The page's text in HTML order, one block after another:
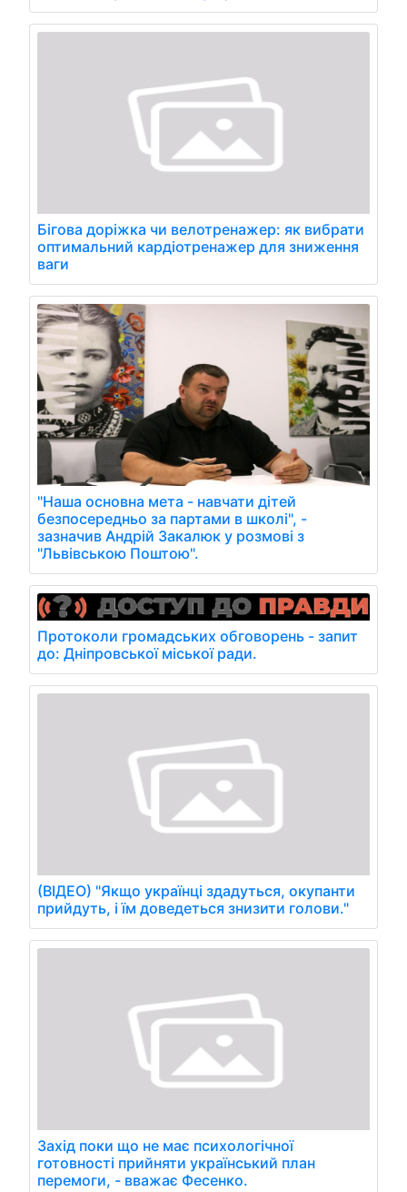
Бігова доріжка чи велотренажер: як вибрати
оптимальний кардіотренажер для зниження
ваги
"Наша основна мета - навчати дітей
безпосередньо за партами в школі", -
зазначив Андрій Закалюк у розмові з
"Львівською Поштою".
Протоколи громадських обговорень - запит
до: Дніпровської міської ради.
(ВІДЕО) "Якщо українці здадуться, окупанти
прийдуть, і їм доведеться знизити голови."
Захід поки що не має психологічної
готовності прийняти український план
перемоги, - вважає Фесенко.